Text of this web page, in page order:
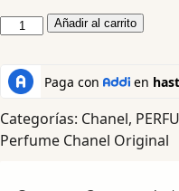
Añadir al carrito
Categorías: Chanel,
Perfume Chanel Original